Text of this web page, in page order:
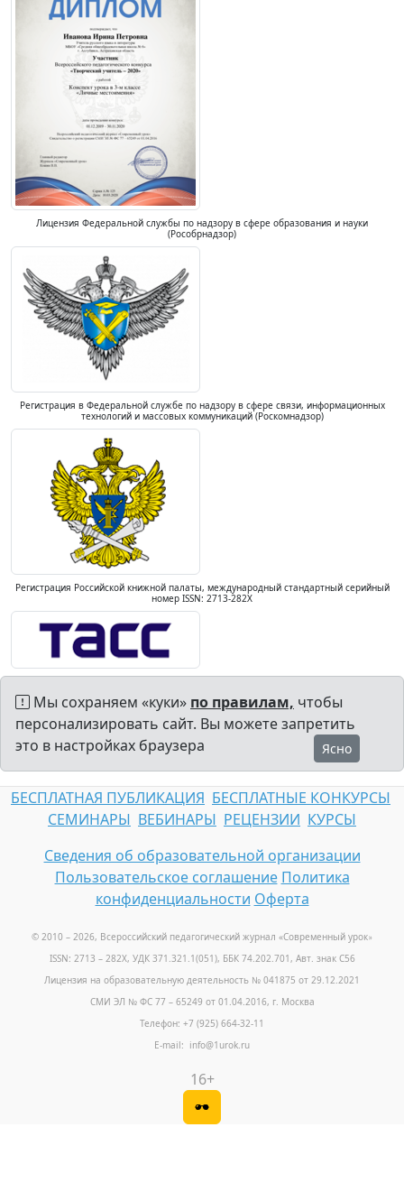
Лицензия Федеральной службы по надзору в сфере образования и науки
(Рособрнадзор)
Регистрация в Федеральной службе по надзору в сфере связи, информационных
технологий и массовых коммуникаций (Роскомнадзор)
Регистрация Российской книжной палаты, международный стандартный серийный
номер ISSN: 2713-282X
Мы сохраняем «куки» по правилам, чтобы
персонализировать сайт. Вы можете запретить
это в настройках браузера
Ясно
БЕСПЛАТНАЯ ПУБЛИКАЦИЯ БЕСПЛАТНЫЕ КОНКУРСЫ
СЕМИНАРЫ ВЕБИНАРЫ РЕЦЕНЗИИ КУРСЫ
Сведения об образовательной организации
Пользовательское соглашение Политика
конфиденциальности Оферта
© 2010 – 2026, Всероссийский педагогический журнал «Современный урок»
ISSN: 2713 – 282X, УДК 371.321.1(051), ББК 74.202.701, Авт. знак С56
Лицензия на образовательную деятельность № 041875 от 29.12.2021
СМИ ЭЛ № ФС 77 – 65249 от 01.04.2016, г. Москва
Телефон: +7 (925) 664-32-11
E-mail: info@1urok.ru
16+